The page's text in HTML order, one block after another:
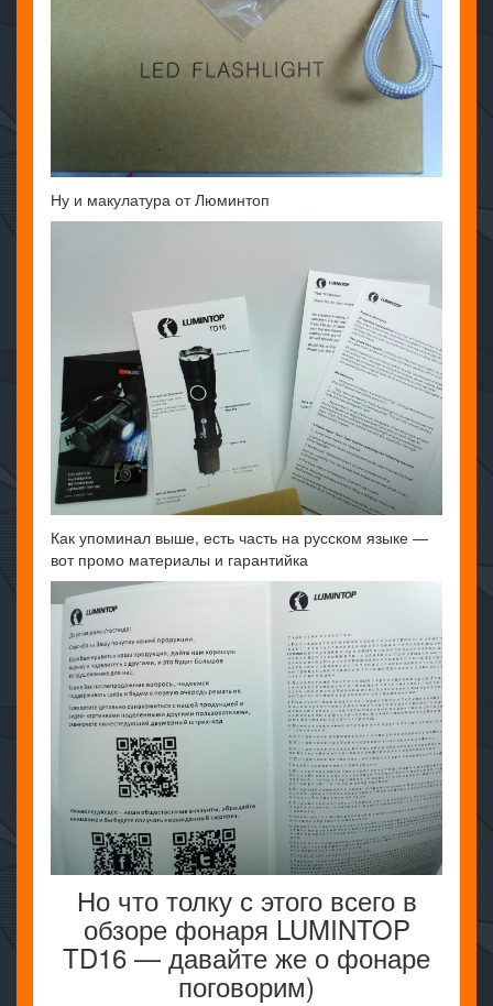
Ну и макулатура от Люминтоп
Как упоминал выше, есть часть на русском языке —
вот промо материалы и гарантийка
Но что толку с этого всего в
обзоре фонаря LUMINTOP
TD16 — давайте же о фонаре
поговорим)